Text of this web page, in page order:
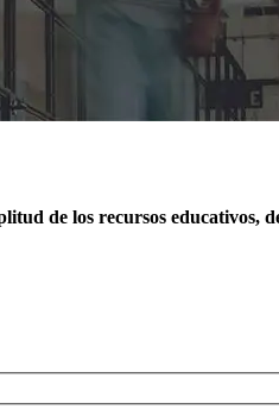
de los recursos educativos,